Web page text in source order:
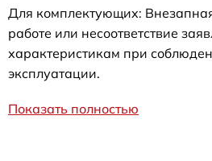
Для комплектующих:
работе или несоответствие
характеристикам при
эксплуатации.
Показать полностью